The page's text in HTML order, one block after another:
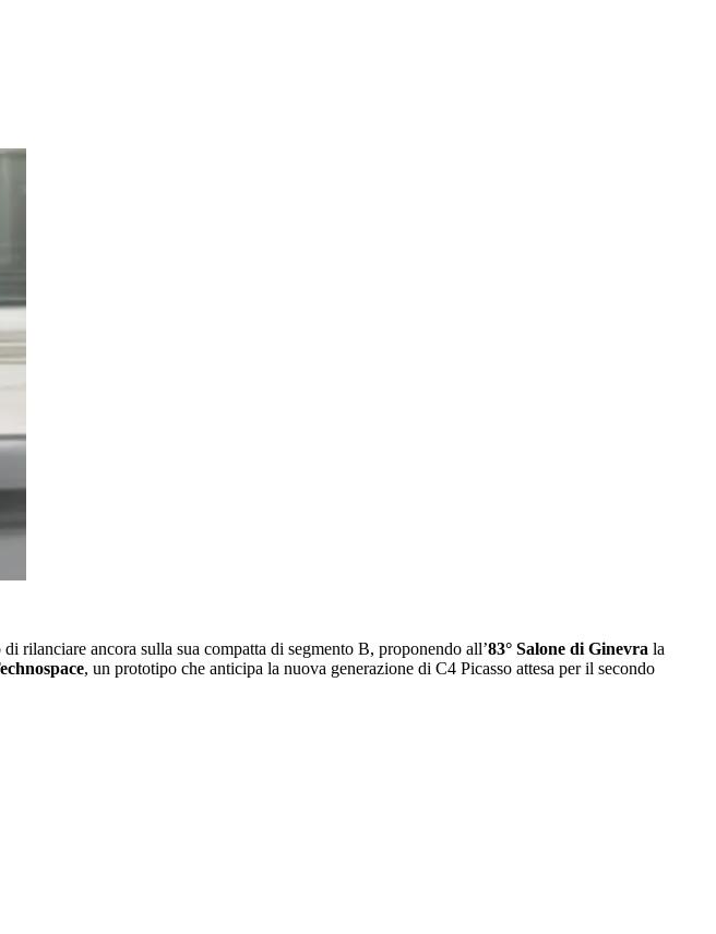
rilanciare ancora sulla sua compatta di segmento B, proponendo all’83° Salone di Ginevra la
, un prototipo che anticipa la nuova generazione di C4 Picasso attesa per il secondo